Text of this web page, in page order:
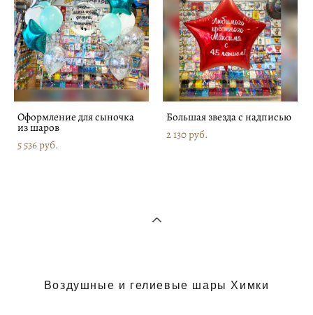
Оформление для сыночка
из шаров
5 536 pуб.
Большая звезда с надписью
2 130 pуб.
Воздушные и гелиевые шары Химки